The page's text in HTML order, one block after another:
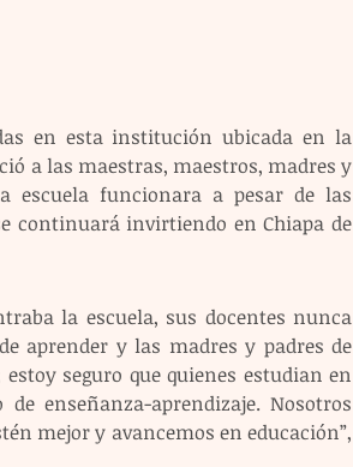
en esta institución ubicada en la
a las maestras, maestros, madres y
escuela funcionara a pesar de las
continuará invirtiendo en Chiapa de
la escuela, sus docentes nunca
aprender y las madres y padres de
seguro que quienes estudian en
enseñanza-aprendizaje. Nosotros
mejor y avancemos en educación”,